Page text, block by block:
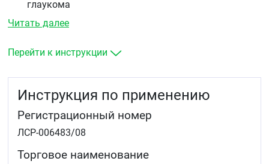
глаукома
офтальмогипертензия.
Читать далее
Перейти к инструкции
Инструкция по применению
Регистрационный номер
ЛСР-006483/08
Торговое наименование